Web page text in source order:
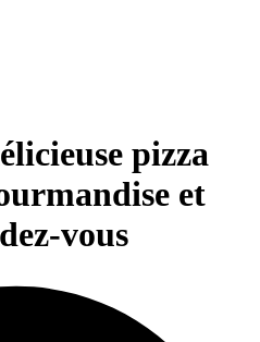
pizza
et
vous